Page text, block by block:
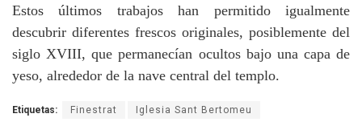
Estos últimos trabajos han permitido igualmente
descubrir diferentes frescos originales, posiblemente del
siglo XVIII, que permanecían ocultos bajo una capa de
yeso, alrededor de la nave central del templo.
Etiquetas: Finestrat Iglesia Sant Bertomeu